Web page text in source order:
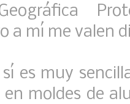
a mí me valen
es muy
en moldes de